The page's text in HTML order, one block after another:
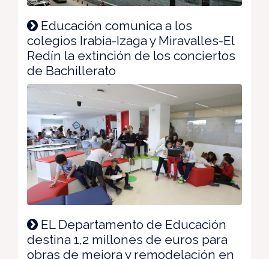
Educación comunica a los
colegios Irabia-Izaga y Miravalles-El
Redín la extinción de los conciertos
de Bachillerato
EL Departamento de Educación
destina 1,2 millones de euros para
obras de mejora y remodelación en